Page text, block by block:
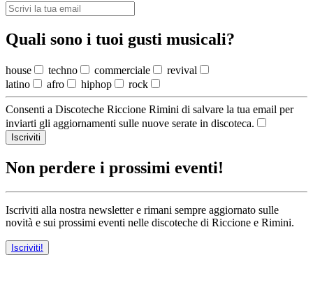
Quali sono i tuoi gusti musicali?
house techno commerciale
revival
latino
afro hiphop rock
Consenti a Discoteche Riccione Rimini di salvare la tua email per
inviarti gli aggiornamenti sulle nuove serate in discoteca.
Iscriviti
Non perdere i prossimi eventi!
Iscriviti alla nostra newsletter e rimani sempre aggiornato sulle
novità e sui prossimi eventi nelle discoteche di Riccione e Rimini.
Iscriviti!